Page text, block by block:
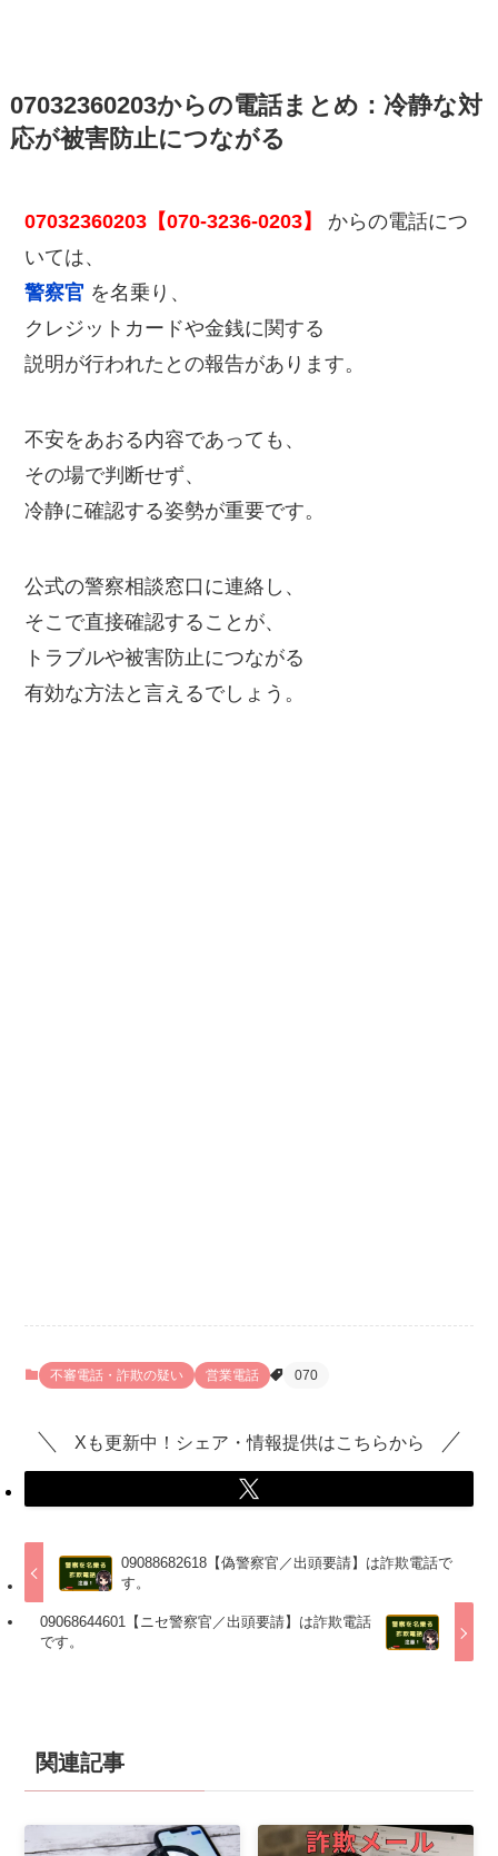
07032360203からの電話まとめ：冷静な対
応が被害防止につながる
07032360203【070-3236-0203】
からの電話につ
いては、
警察官 を名乗り、
クレジットカードや金銭に関する
説明が行われたとの報告があります。
不安をあおる内容であっても、
その場で判断せず、
冷静に確認する姿勢が重要です。
公式の警察相談窓口に連絡し、
そこで直接確認することが、
トラブルや被害防止につながる
有効な方法と言えるでしょう。
不審電話・詐欺の疑い 営業電話 070
Xも更新中！シェア・情報提供はこちらから
09088682618【偽警察官／出頭要請】は詐欺電話で
す。
09068644601【ニセ警察官／出頭要請】は詐欺電話
です。
関連記事